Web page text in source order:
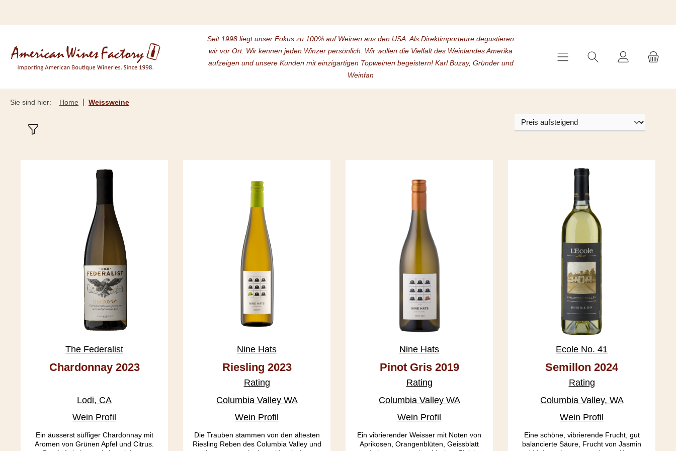
Seit 1998 liegt unser Fokus zu 100% auf Weinen aus den USA. Als Direktimporteure degustieren
wir vor Ort. Wir kennen jeden Winzer persönlich. Wir wollen die Vielfalt des Weinlandes Amerika
aufzeigen und unsere Kunden mit einzigartigen Topweinen begeistern! Karl Buzay, Gründer und
Weinfan
Sie sind hier: Home Weissweine
The Federalist
Chardonnay 2023
Lodi, CA
Wein Profil
Ein äusserst süffiger Chardonnay mit
Aromen von Grünen Apfel und Citrus.
Nine Hats
Riesling 2023
Rating
Columbia Valley WA
Wein Profil
Die Trauben stammen von den ältesten
Riesling Reben des Columbia Valley und
Nine Hats
Pinot Gris 2019
Rating
Columbia Valley WA
Wein Profil
Ein vibrierender Weisser mit Noten von
Aprikosen, Orangenblüten, Geissblatt
Ecole No. 41
Semillon 2024
Rating
Columbia Valley, WA
Wein Profil
Eine schöne, vibrierende Frucht, gut
balancierte Säure, Frucht von Jasmin